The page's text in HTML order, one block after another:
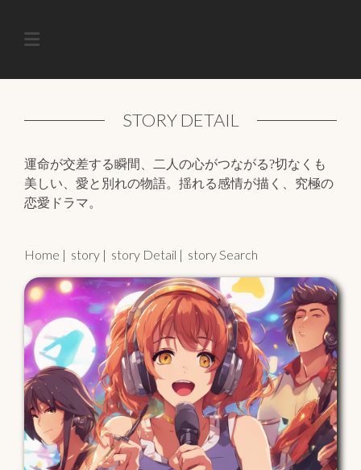
HOME
CINEMA
DRAMA
STORY DETAIL
運命が交差する瞬間、二人の心がつながる?切なくも
美しい、愛と別れの物語。揺れる感情が描く、究極の
恋愛ドラマ。
Home | story | story Detail | story Search